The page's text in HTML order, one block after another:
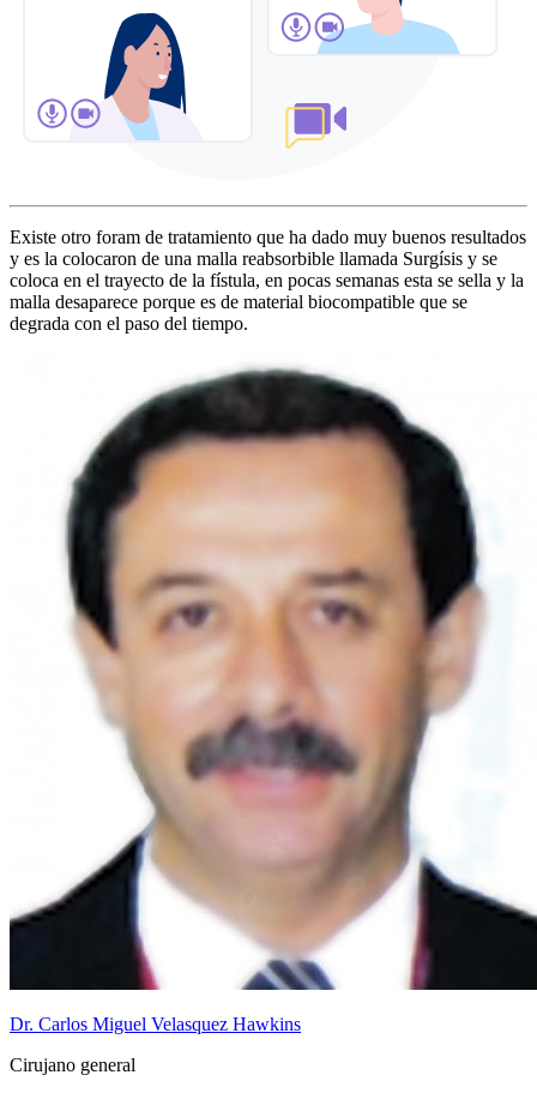
Existe otro foram de tratamiento que ha dado muy buenos resultados
y es la colocaron de una malla reabsorbible llamada Surgísis y se
coloca en el trayecto de la fístula, en pocas semanas esta se sella y la
malla desaparece porque es de material biocompatible que se
degrada con el paso del tiempo.
Dr. Carlos Miguel Velasquez Hawkins
Cirujano general